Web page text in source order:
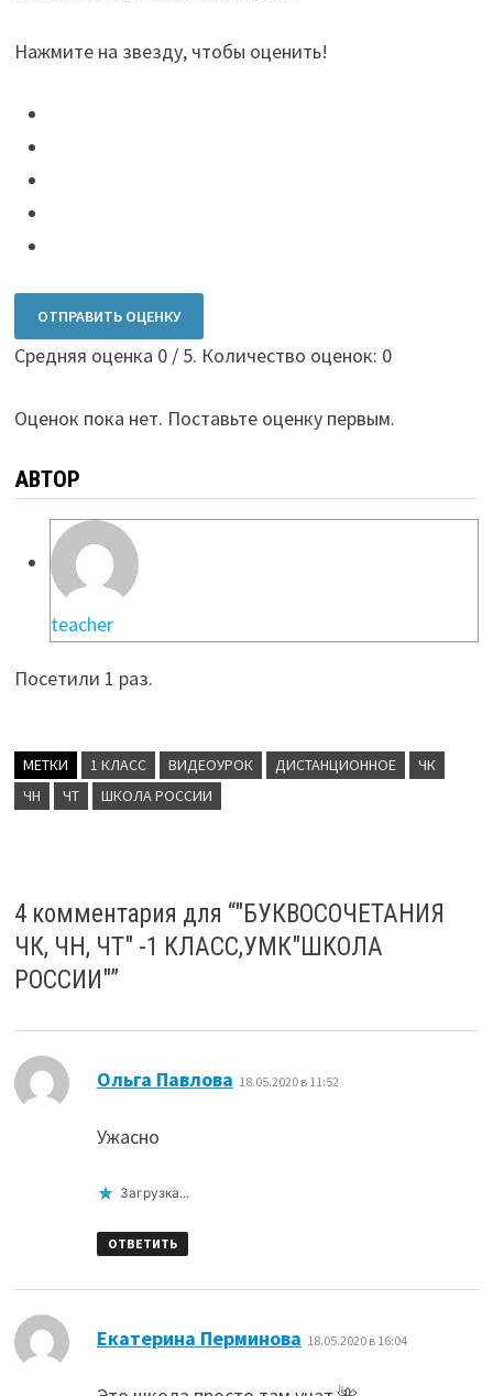
Нажмите на звезду, чтобы оценить!
ОТПРАВИТЬ ОЦЕНКУ
Средняя оценка 0/ 5. Количество оценок: 0
Оценок пока нет. Поставьте оценку первым.
АВТОР
teacher
Посетили 1 раз.
МЕТКИ 1 КЛАСС ВИДЕОУРОК ДИСТАНЦИОННОЕ
ЧК
ЧН
ЧТ ШКОЛА РОССИИ
4 комментария для “"БУКВОСОЧЕТАНИЯ
ЧК, ЧН, ЧТ" -1 КЛАСС,УМК"ШКОЛА
РОССИИ"”
Ольга Павлова 18.05.2020 в 11:52
Ужасно
Загрузка...
ОТВЕТИТЬ
Екатерина Перминова 18.05.2020 в 16:04